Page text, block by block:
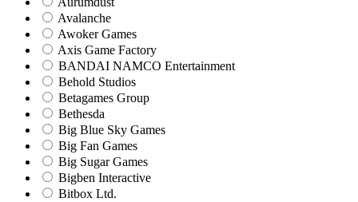
Avalanche
Awoker Games
Axis Game Factory
BANDAI NAMCO Entertainment
Behold Studios
Betagames Group
Bethesda
Big Blue Sky Games
Big Fan Games
Big Sugar Games
Bigben Interactive
Bitbox Ltd.